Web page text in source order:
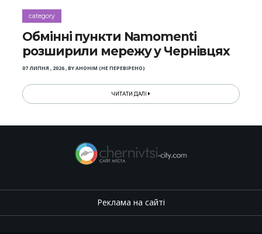
category
Обмінні пункти Namomenti
розширили мережу у Чернівцях
07 ЛИПНЯ , 2026,BYАНОНІМ (НЕ ПЕРЕВІРЕНО)
ЧИТАТИ ДАЛІ
Реклама на сайті